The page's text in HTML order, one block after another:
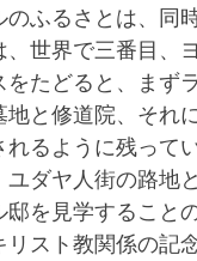
ふるさとは、同
世界で三番目、
たどると、まず
と修道院、それ
るように残って
ダヤ人街の路地
を見学すること
スト教関係の記